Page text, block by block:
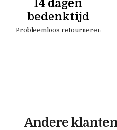
14 dagen
bedenktijd
Probleemloos retourneren
Andere